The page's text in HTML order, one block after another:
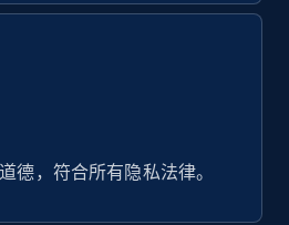
reviews
name, Review date,
德，符合所有隐私法律。